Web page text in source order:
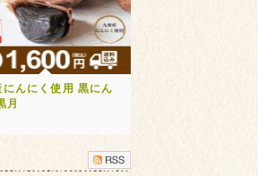
にんにく使用 黒にん
月